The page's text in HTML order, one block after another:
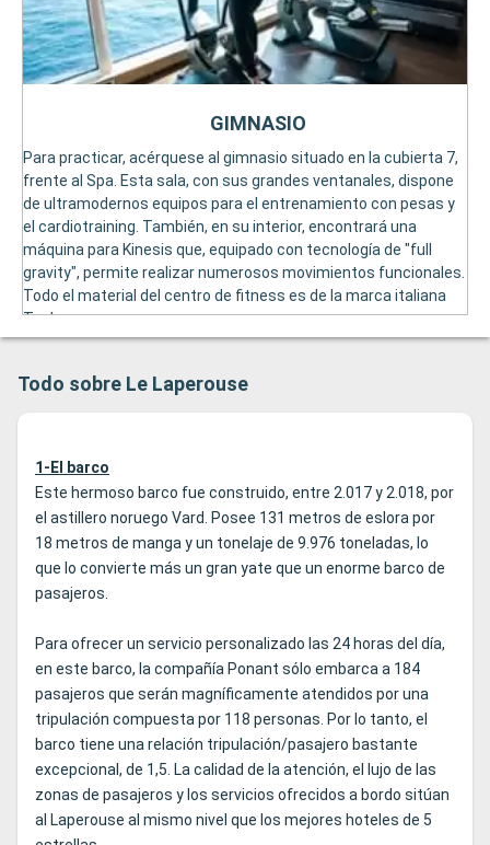
Para practicar, acérquese al gimnasio situado en la cubierta 7,
frente al Spa. Esta sala, con sus grandes ventanales, dispone
de ultramodernos equipos para el entrenamiento con pesas y
el cardiotraining. También, en su interior, encontrará una
máquina para Kinesis que, equipado con tecnología de "full
gravity", permite realizar numerosos movimientos funcionales.
Todo el material del centro de fitness es de la marca italiana
Technogym.
GIMNASIO
Todo sobre Le Laperouse
1-El barco
Este hermoso barco fue construido, entre 2.017 y 2.018, por
el astillero noruego Vard. Posee 131 metros de eslora por
18 metros de manga y un tonelaje de 9.976 toneladas, lo
que lo convierte más un gran yate que un enorme barco de
pasajeros.
Para ofrecer un servicio personalizado las 24 horas del día,
en este barco, la compañía Ponant sólo embarca a 184
pasajeros que serán magníficamente atendidos por una
tripulación compuesta por 118 personas. Por lo tanto, el
barco tiene una relación tripulación/pasajero bastante
excepcional, de 1,5. La calidad de la atención, el lujo de las
zonas de pasajeros y los servicios ofrecidos a bordo sitúan
al Laperouse al mismo nivel que los mejores hoteles de 5